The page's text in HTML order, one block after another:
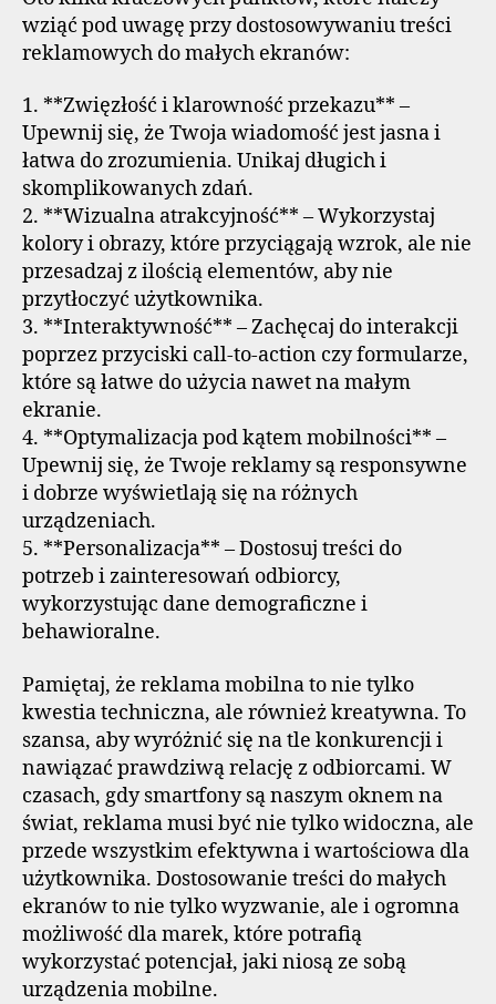
wziąć pod uwagę przy dostosowywaniu treści
reklamowych do małych ekranów:
1. **Zwięzłość i klarowność przekazu** –
Upewnij się, że Twoja wiadomość jest jasna i
łatwa do zrozumienia. Unikaj długich i
skomplikowanych zdań.
2. **Wizualna atrakcyjność** – Wykorzystaj
kolory i obrazy, które przyciągają wzrok, ale nie
przesadzaj z ilością elementów, aby nie
przytłoczyć użytkownika.
3. **Interaktywność** – Zachęcaj do interakcji
poprzez przyciski call-to-action czy formularze,
które są łatwe do użycia nawet na małym
ekranie.
4. **Optymalizacja pod kątem mobilności** –
Upewnij się, że Twoje reklamy są responsywne
i dobrze wyświetlają się na różnych
urządzeniach.
5. **Personalizacja** – Dostosuj treści do
potrzeb i zainteresowań odbiorcy,
wykorzystując dane demograficzne i
behawioralne.
Pamiętaj, że reklama mobilna to nie tylko
kwestia techniczna, ale również kreatywna. To
szansa, aby wyróżnić się na tle konkurencji i
nawiązać prawdziwą relację z odbiorcami. W
czasach, gdy smartfony są naszym oknem na
świat, reklama musi być nie tylko widoczna, ale
przede wszystkim efektywna i wartościowa dla
użytkownika. Dostosowanie treści do małych
ekranów to nie tylko wyzwanie, ale i ogromna
możliwość dla marek, które potrafią
wykorzystać potencjał, jaki niosą ze sobą
urządzenia mobilne.